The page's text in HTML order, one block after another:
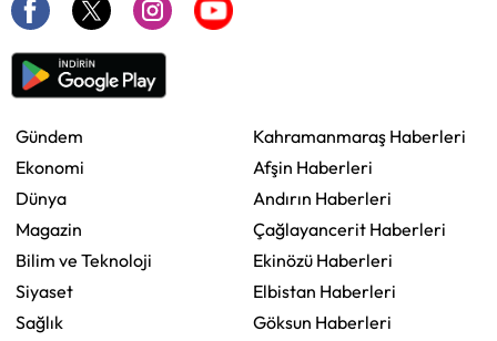
Gündem
Ekonomi
Dünya
Magazin
Bilim ve Teknoloji
Siyaset
Sağlık
Kahramanmaraş Haberleri
Afşin Haberleri
Andırın Haberleri
Çağlayancerit Haberleri
Ekinözü Haberleri
Elbistan Haberleri
Göksun Haberleri